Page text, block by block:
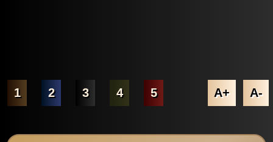
1 2 3 4 5 A+ A-